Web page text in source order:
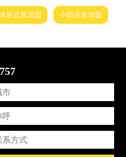
泉豆浆加盟 小田豆浆加盟